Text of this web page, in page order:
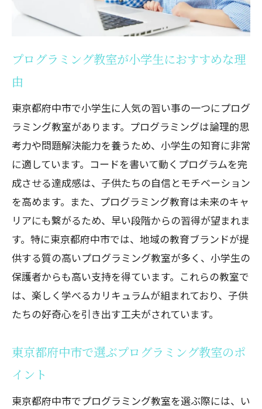
プログラミング教室が小学生におすすめな理
由
東京都府中市で小学生に人気の習い事の一つにプログ
ラミング教室があります。プログラミングは論理的思
考力や問題解決能力を養うため、小学生の知育に非常
に適しています。コードを書いて動くプログラムを完
成させる達成感は、子供たちの自信とモチベーション
を高めます。また、プログラミング教育は未来のキャ
リアにも繋がるため、早い段階からの習得が望まれま
す。特に東京都府中市では、地域の教育ブランドが提
供する質の高いプログラミング教室が多く、小学生の
保護者からも高い支持を得ています。これらの教室で
は、楽しく学べるカリキュラムが組まれており、子供
たちの好奇心を引き出す工夫がされています。
東京都府中市で選ぶプログラミング教室のポ
イント
東京都府中市でプログラミング教室を選ぶ際には、い